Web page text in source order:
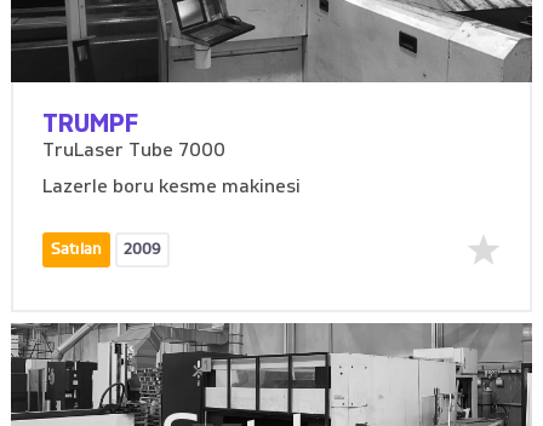
TRUMPF
TruLaser Tube 7000
Lazerle boru kesme makinesi
Satılan 2009